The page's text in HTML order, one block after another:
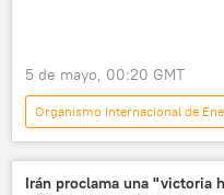
5 de mayo, 00:20 GMT
Organismo Internacional de
Séptimo piso
política
Friedrich Merz
EEUU
Irán proclama una "victoria